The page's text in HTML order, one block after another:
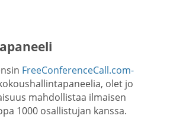
FreeConferenceCall.com-
olet jo
mahdollistaa ilmaisen
1000 osallistujan kanssa.